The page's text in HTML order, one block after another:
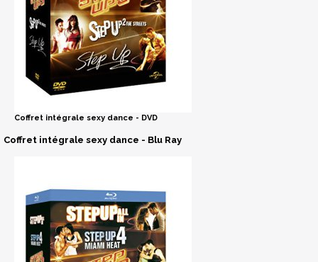
Coffret intégrale sexy dance - DVD
Coffret intégrale sexy dance - Blu Ray